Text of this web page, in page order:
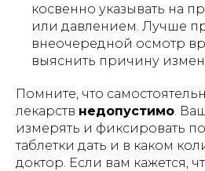
косвенно указывать на
или давлением. Лучше
внеочередной осмотр
выяснить причину
Помните, что
лекарств недопустимо.
измерять и фиксировать
таблетки дать и в каком
доктор. Если вам кажется,